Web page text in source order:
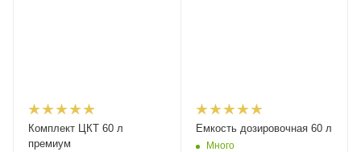
Комплект ЦКТ 60 л
премиум
Емкость дозировочная 60 л
Много